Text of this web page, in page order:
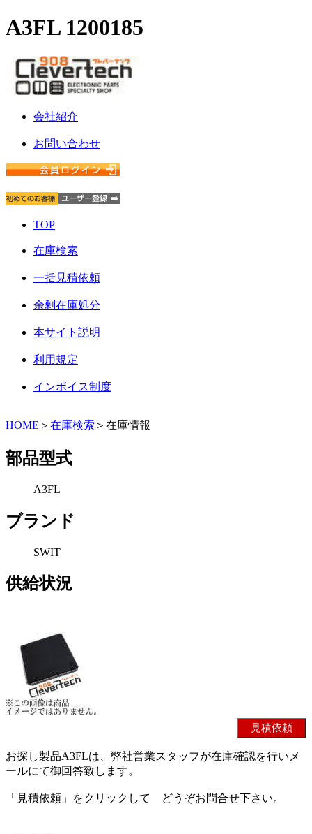
A3FL 1200185
会社紹介
お問い合わせ
TOP
在庫検索
一括見積依頼
余剰在庫処分
本サイト説明
利用規定
インボイス制度
HOME ＞ 在庫検索 ＞在庫情報
部品型式
A3FL
ブランド
SWIT
供給状況
お探し製品A3FLは、弊社営業スタッフが在庫確認を行いメ
ールにて御回答致します。
「見積依頼」をクリックして どうぞお問合せ下さい。